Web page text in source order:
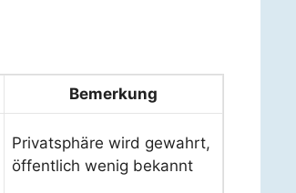
Bemerkung
Privatsphäre wird gewahrt,
öffentlich wenig bekannt